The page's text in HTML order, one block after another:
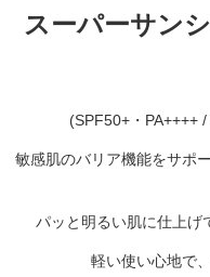
スーパーサン
(SPF50+・
敏感肌のバリア機能をサポ
パッと明るい肌に仕上げ
軽い使い心地で、